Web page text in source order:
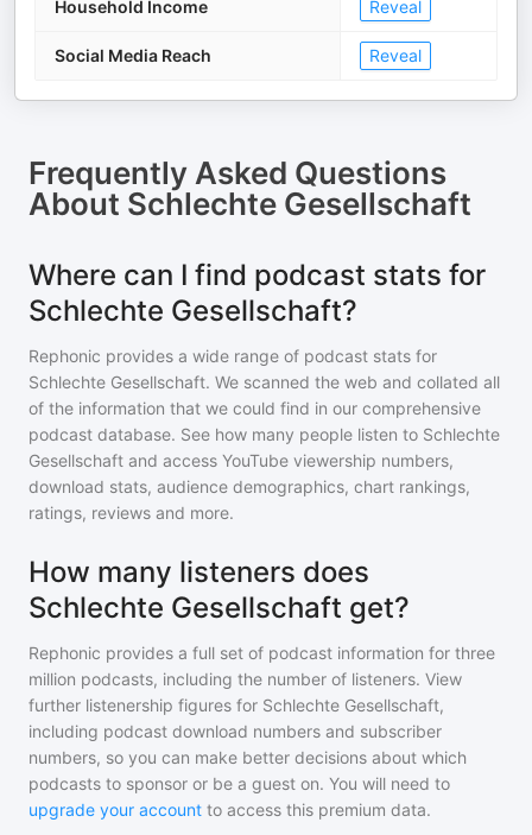
Household Income Reveal
Social Media Reach Reveal
Frequently Asked Questions
About Schlechte Gesellschaft
Where can I find podcast stats for
Schlechte Gesellschaft?
Rephonic provides a wide range of podcast stats for
Schlechte Gesellschaft. We scanned the web and collated all
of the information that we could find in our comprehensive
podcast database. See how many people listen to Schlechte
Gesellschaft and access YouTube viewership numbers,
download stats, audience demographics, chart rankings,
ratings, reviews and more.
How many listeners does
Schlechte Gesellschaft get?
Rephonic provides a full set of podcast information for three
million podcasts, including the number of listeners. View
further listenership figures for Schlechte Gesellschaft,
including podcast download numbers and subscriber
numbers, so you can make better decisions about which
podcasts to sponsor or be a guest on. You will need to
upgrade your account to access this premium data.